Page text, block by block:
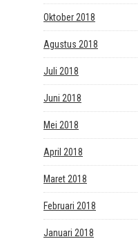
Oktober 2018
Agustus 2018
Juli 2018
Juni 2018
Mei 2018
April 2018
Maret 2018
Februari 2018
Januari 2018